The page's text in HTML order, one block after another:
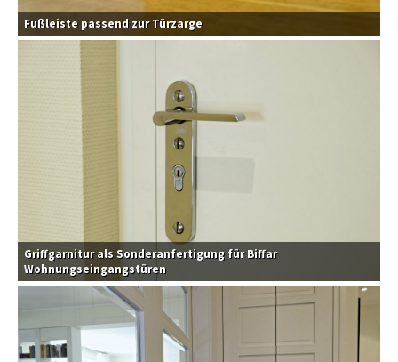
Fußleiste passend zur Türzarge
Griffgarnitur als Sonderanfertigung für Biffar
Wohnungseingangstüren